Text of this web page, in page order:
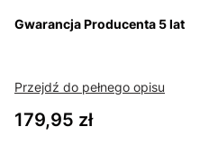
Gwarancja Producenta 5 lat
Przejdź do pełnego opisu
Cena
179,95 zł